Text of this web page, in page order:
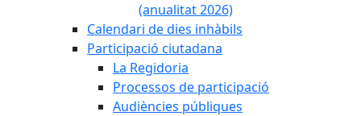
(anualitat 2026)
Calendari de dies inhàbils
Participació ciutadana
La Regidoria
Processos de participació
Audiències públiques